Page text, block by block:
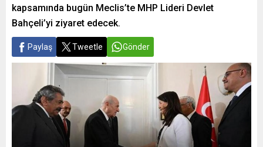
kapsamında bugün Meclis’te MHP Lideri Devlet
Bahçeli’yi ziyaret edecek.
Paylaş Tweetle Gönder